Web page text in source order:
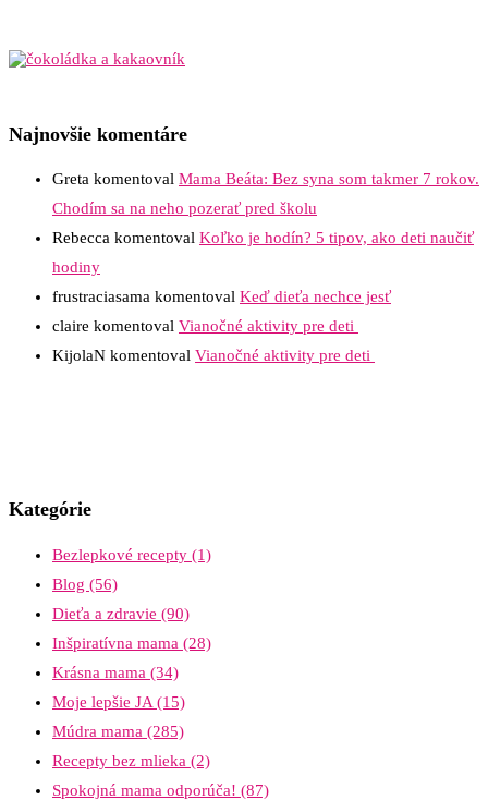
Najnovšie komentáre
Greta komentoval Mama Beáta: Bez syna som takmer 7 rokov.
Chodím sa na neho pozerať pred školu
Rebecca komentoval Koľko je hodín? 5 tipov, ako deti naučiť
hodiny
frustraciasama komentoval Keď dieťa nechce jesť
claire komentoval Vianočné aktivity pre deti
KijolaN komentoval Vianočné aktivity pre deti
Kategórie
Bezlepkové recepty (1)
Blog (56)
Dieťa a zdravie (90)
Inšpiratívna mama (28)
Krásna mama (34)
Moje lepšie JA (15)
Múdra mama (285)
Recepty bez mlieka (2)
Spokojná mama odporúča! (87)